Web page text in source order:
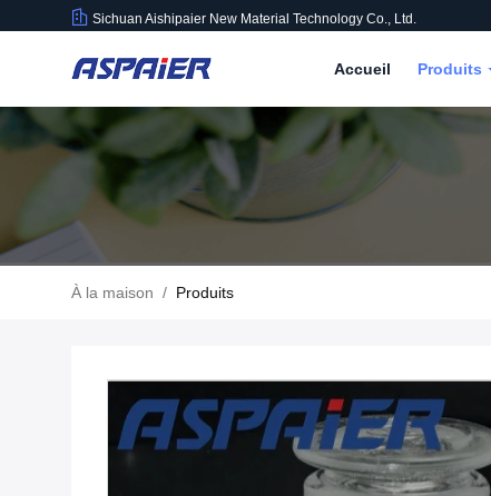
Sichuan Aishipaier New Material Technology Co., Ltd.
Accueil Produits
À la maison / Produits